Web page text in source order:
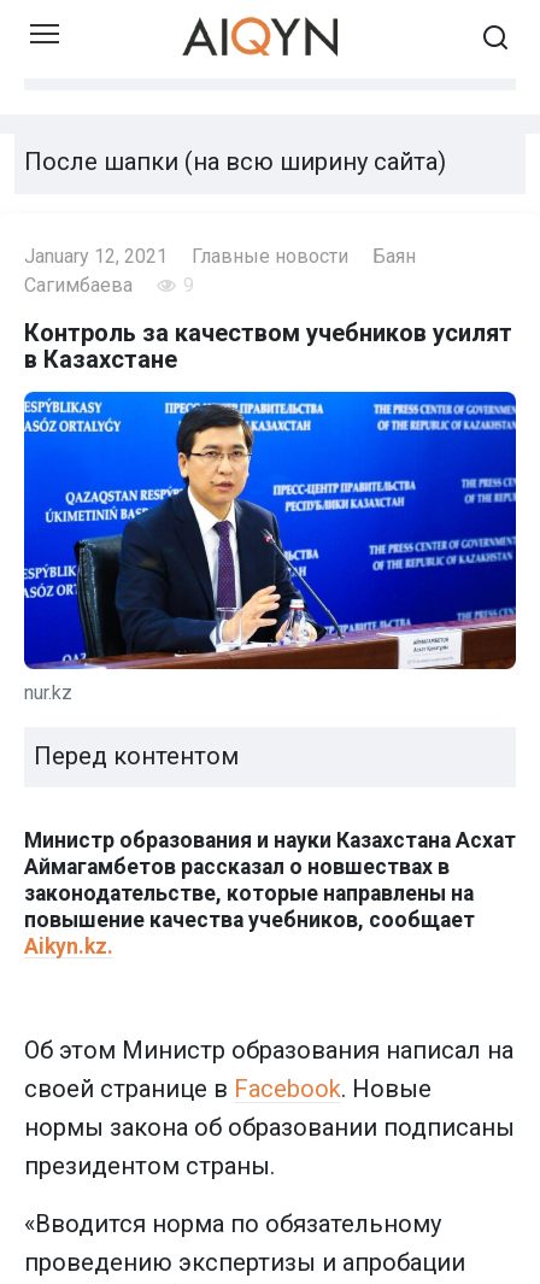
Skip
После шапки (на всю ширину сайта)
January 12, 2021 Главные новости
Баян
Сагимбаева
9
Контроль за качеством учебников усилят
в Казахстане
nur.kz
Перед контентом
Министр образования и науки Казахстана Асхат
Аймагамбетов рассказал о новшествах в
законодательстве, которые направлены на
повышение качества учебников, сообщает
Aikyn.kz.
Об этом Министр образования написал на
своей странице в Facebook. Новые
нормы закона об образовании подписаны
президентом страны.
«Вводится норма по обязательному
проведению экспертизы и апробации